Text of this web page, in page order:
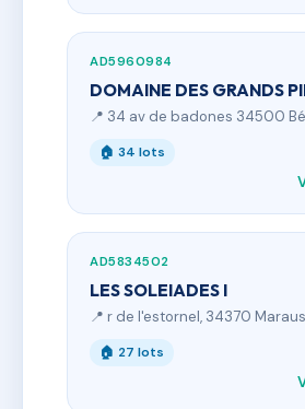
AD5960984
DOMAINE DES GRANDS
📍 34 av de badones 34500
🏠 34 lots
AD5834502
LES SOLEIADES I
📍 r de l'estornel, 34370
🏠 27 lots